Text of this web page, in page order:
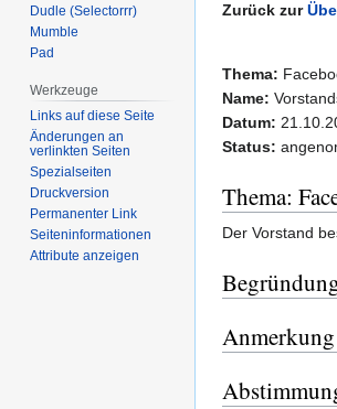
Zurück zur
Thema:
Name:
Datum:
Status:
Thema:
Der Vorstand
Anmerkung
Dudle (Selectorrr)
Mumble
Pad
Werkzeuge
Links auf diese Seite
Änderungen an
verlinkten Seiten
Spezialseiten
Druckversion
Permanenter Link
Seiten­­informationen
Attribute anzeigen